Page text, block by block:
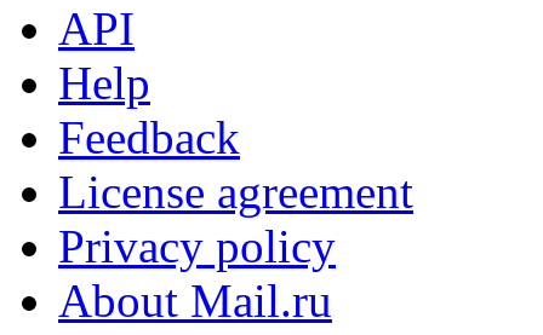
API
Help
Feedback
License agreement
Privacy policy
About Mail.ru